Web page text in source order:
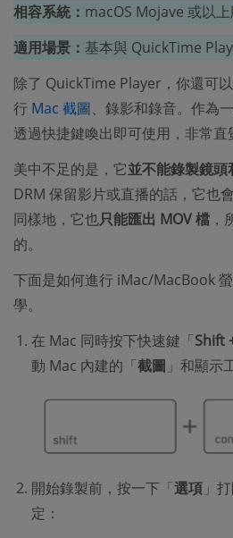
相容系統： macOS Mojave 或以
適用場景： 基本與 QuickTime
除了 QuickTime Player，你還可
行 Mac 截圖、錄影和錄音。作為
透過快捷鍵喚出即可使用，非常直
美中不足的是，它並不能錄製鏡頭
DRM 保留影片或直播的話，它也
同樣地，它也只能匯出 MOV 檔
的。
下面是如何進行 iMac/MacBook
學。
在 Mac 同時按下快速鍵「Shift
動 Mac 內建的「截圖 」和顯示
開始錄製前，按一下「選項 」
定：